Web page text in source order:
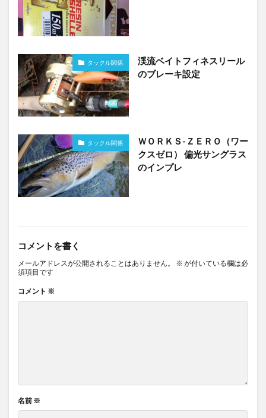
タックル関係
渓流ベイトフィネスリール
のブレーキ設定
タックル関係
ＷＯＲＫＳ-ＺＥＲＯ（ワー
クスゼロ） 偏光サングラス
のインプレ
コメントを書く
メールアドレスが公開されることはありません。 ※ が付いている欄は必
須項目です
コメント ※
名前 ※